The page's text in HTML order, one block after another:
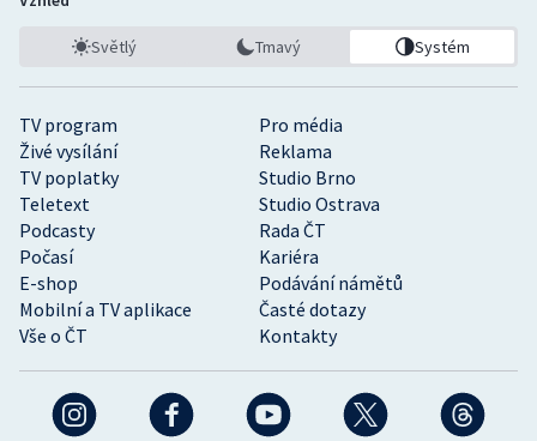
TV program
Pro média
Živé vysílání
Reklama
TV poplatky
Studio Brno
Teletext
Studio Ostrava
Podcasty
Rada ČT
Počasí
Kariéra
E-shop
Podávání námětů
Mobilní a TV aplikace
Časté dotazy
Vše o ČT
Kontakty
Světlý Tmavý Systém